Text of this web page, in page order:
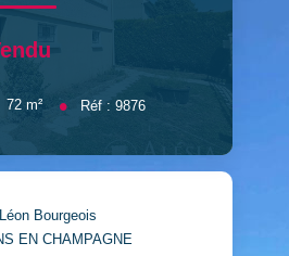
72 m² Réf : 9876
Bourgeois
EN CHAMPAGNE